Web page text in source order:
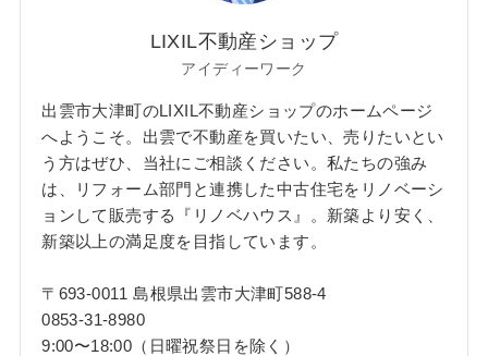
LIXIL不動産ショップ
アイディーワーク
出雲市大津町のLIXIL不動産ショップのホームページ
へようこそ。出雲で不動産を買いたい、売りたいとい
う方はぜひ、当社にご相談ください。私たちの強み
は、リフォーム部門と連携した中古住宅をリノベーシ
ョンして販売する『リノベハウス』。新築より安く、
新築以上の満足度を目指しています。
〒693-0011 島根県出雲市大津町588-4
0853-31-8980
9:00〜18:00（日曜祝祭日を除く）